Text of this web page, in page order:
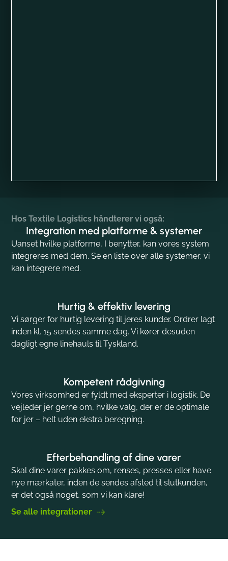
Hos Textile Logistics håndterer vi også:
Integration med platforme & systemer
Uanset hvilke platforme, I benytter, kan vores system
integreres med dem. Se en liste over alle systemer, vi
kan integrere med.
Hurtig & effektiv levering
Vi sørger for hurtig levering til jeres kunder. Ordrer lagt
inden kl. 15 sendes samme dag. Vi kører desuden
dagligt egne linehauls til Tyskland.
Kompetent rådgivning
Vores virksomhed er fyldt med eksperter i logistik. De
vejleder jer gerne om, hvilke valg, der er de optimale
for jer – helt uden ekstra beregning.
Efterbehandling af dine varer
Skal dine varer pakkes om, renses, presses eller have
nye mærkater, inden de sendes afsted til slutkunden,
er det også noget, som vi kan klare!
Se alle integrationer